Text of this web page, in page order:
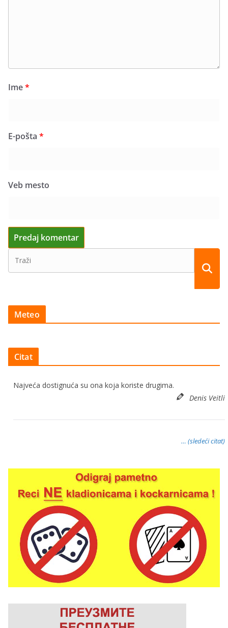
Ime*
E-pošta *
Veb mesto
Meteo
Citat
Najveća dostignuća su ona koja koriste drugima.
Denis Veitli
… (sledeći citat)